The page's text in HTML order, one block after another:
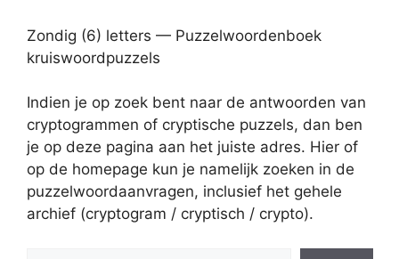
Zondig (6) letters — Puzzelwoordenboek
kruiswoordpuzzels
Indien je op zoek bent naar de antwoorden van
cryptogrammen of cryptische puzzels, dan ben
je op deze pagina aan het juiste adres. Hier of
op de homepage kun je namelijk zoeken in de
puzzelwoordaanvragen, inclusief het gehele
archief (cryptogram / cryptisch / crypto).